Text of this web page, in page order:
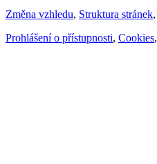
Změna vzhledu, Struktura stránek,
Prohlášení o přístupnosti, Cookies,